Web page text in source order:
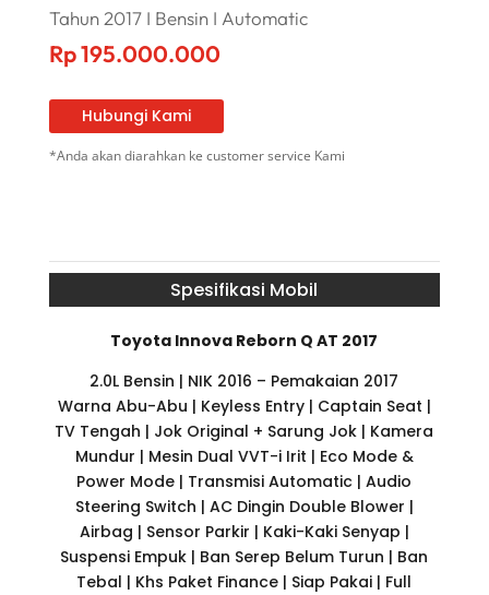
Tahun 2017 I Bensin I Automatic
Rp195.000.000
Hubungi Kami
*Anda akan diarahkan ke customer service Kami
Spesifikasi Mobil
Toyota Innova Reborn Q AT 2017
2.0L Bensin | NIK 2016 – Pemakaian 2017
Warna Abu-Abu | Keyless Entry | Captain Seat |
TV Tengah | Jok Original + Sarung Jok | Kamera
Mundur | Mesin Dual VVT-i Irit | Eco Mode &
Power Mode | Transmisi Automatic | Audio
Steering Switch | AC Dingin Double Blower |
Airbag | Sensor Parkir | Kaki-Kaki Senyap |
Suspensi Empuk | Ban Serep Belum Turun | Ban
Tebal | Khs Paket Finance | Siap Pakai | Full